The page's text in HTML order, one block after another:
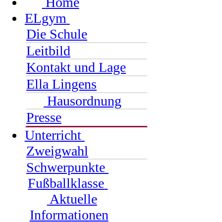
ELgym
Die Schule
Leitbild
Kontakt und Lage
Ella Lingens
Hausordnung
Presse
Unterricht
Zweigwahl
Schwerpunkte
Fußballklasse
Aktuelle
Informationen